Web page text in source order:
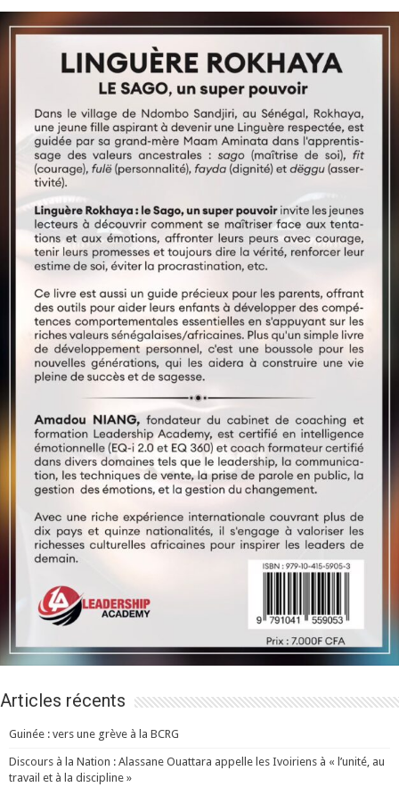
Articles récents
Guinée : vers une grève à la BCRG
Discours à la Nation : Alassane Ouattara appelle les Ivoiriens à « l’unité, au
travail et à la discipline »